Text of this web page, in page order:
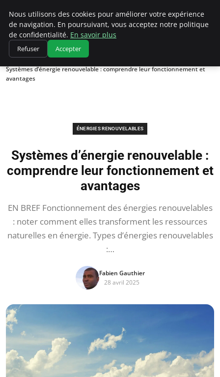
Climatedebtagents
Accueil
Énergies Renouvelables
Systèmes d’énergie renouvelable : comprendre leur fonctionnement et
avantages
ÉNERGIES RENOUVELABLES
Systèmes d’énergie renouvelable :
comprendre leur fonctionnement et
avantages
EN BREF Fonctionnement des énergies renouvelables
: noter comment elles transforment les ressources
naturelles en énergie. Types d’énergies renouvelables
:…
Fabien Gauthier
28 avril 2025
Nous utilisons des cookies pour améliorer votre expérience
de navigation. En poursuivant, vous acceptez notre politique
de confidentialité. En savoir plus
Refuser Accepter